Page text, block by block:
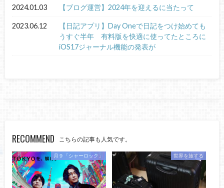
2024.01.03 【ブログ運営】2024年を迎えるに当たって
2023.06.12
【日記アプリ】Day Oneで日記をつけ始めても
うすぐ半年 有料版を快適に使ってたところに
iOS17ジャーナル機能の発表が
RECOMMEND こちらの記事も人気です。
月９「シャーロック」 世界を旅する